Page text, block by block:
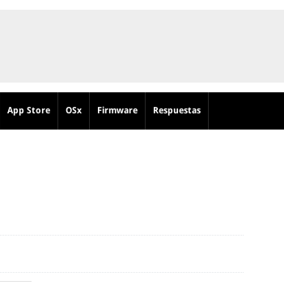
App Store OSx Firmware Respuestas